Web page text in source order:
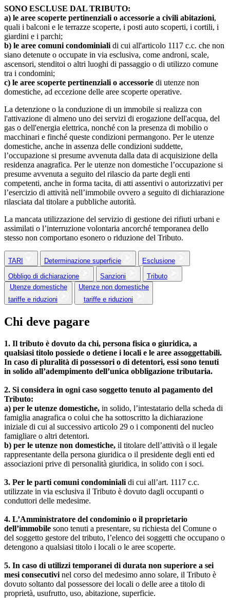
SONO ESCLUSE DAL TRIBUTO:
a) le aree scoperte pertinenziali o accessorie a civili abitazioni,
quali i balconi e le terrazze scoperte, i posti auto scoperti, i cortili, i
giardini e i parchi;
b) le aree comuni condominiali di cui all'articolo 1117 c.c. che non
siano detenute o occupate in via esclusiva, come androni, scale,
ascensori, stenditoi o altri luoghi di passaggio o di utilizzo comune
tra i condomini;
c) le aree scoperte pertinenziali o accessorie di utenze non
domestiche, ad eccezione delle aree scoperte operative.
La detenzione o la conduzione di un immobile si realizza con
l'attivazione di almeno uno dei servizi di erogazione dell'acqua, del
gas o dell'energia elettrica, nonché con la presenza di mobilio o
macchinari e finché queste condizioni permangono. Per le utenze
domestiche, anche in assenza delle condizioni suddette,
l’occupazione si presume avvenuta dalla data di acquisizione della
residenza anagrafica. Per le utenze non domestiche l’occupazione si
presume avvenuta a seguito del rilascio da parte degli enti
competenti, anche in forma tacita, di atti assentivi o autorizzativi per
l’esercizio di attività nell’immobile ovvero a seguito di dichiarazione
rilasciata dal titolare a pubbliche autorità.
La mancata utilizzazione del servizio di gestione dei rifiuti urbani e
assimilati o l’interruzione volontaria ancorché temporanea dello
stesso non comportano esonero o riduzione del Tributo.
TARI Determinazione superficie
Esclusione
Obbligo di dichiarazione
Sanzioni
Tributo
Utenze domestiche
tariffe e riduzioni
Utenze non domestiche
tariffe e riduzioni
Chi deve pagare
1. Il tributo è dovuto da chi, persona fisica o giuridica, a
qualsiasi titolo possiede o detiene i locali e le aree assoggettabili.
In caso di pluralità di possessori o di detentori, essi sono tenuti
in solido all’adempimento dell’unica obbligazione tributaria.
2. Si considera in ogni caso soggetto tenuto al pagamento del
Tributo:
a) per le utenze domestiche, in solido, l’intestatario della scheda di
famiglia anagrafica o colui che ha sottoscritto la dichiarazione
iniziale di cui al successivo articolo 29 o i componenti del nucleo
famigliare o altri detentori.
b) per le utenze non domestiche, il titolare dell’attività o il legale
rappresentante della persona giuridica o il presidente degli enti ed
associazioni prive di personalità giuridica, in solido con i soci.
3. Per le parti comuni condominiali di cui all’art. 1117 c.c.
utilizzate in via esclusiva il Tributo è dovuto dagli occupanti o
conduttori delle medesime.
4. L’Amministratore del condominio o il proprietario
dell’immobile sono tenuti a presentare, su richiesta del Comune o
del soggetto gestore del tributo, l’elenco dei soggetti che occupano o
detengono a qualsiasi titolo i locali o le aree scoperte.
5. In caso di utilizzi temporanei di durata non superiore a sei
mesi consecutivi nel corso del medesimo anno solare, il Tributo è
dovuto soltanto dal possessore dei locali o delle aree a titolo di
proprietà, usufrutto, uso, abitazione, superficie.